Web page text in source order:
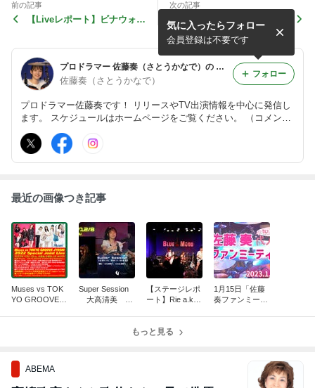
前の記事
【Liveレポート】ビナウォー
次の記事
【審査員】Hit Like A Girl 日
本コンテスト
プロドラマー 佐藤奏（さとうかなで）の 「奏でるブログ」
佐藤奏（さとうかなで）
プロドラマー佐藤奏です！ リリースやTV出演情報を中心に発信し
ます。 スケジュールはホームページをご覧ください。 （コメント
は承認制とさせて頂いています。）
気に入ったらフォロー
会員登録は不要です
フォロー
最近の画像つき記事
Muses vs TOK
YO GROOVE J
Super Session
大高清美 須
【ステージレポ
ート】Rie a.k.a.
イブ
1月15日「佐藤
奏ファンミーテ
もっと見る
ABEMA